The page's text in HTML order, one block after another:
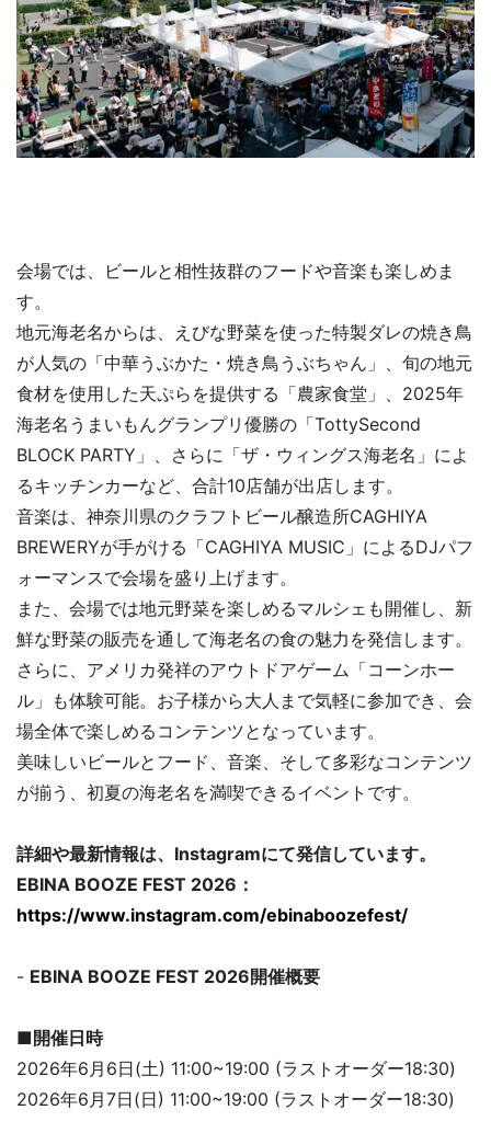
会場では、ビールと相性抜群のフードや音楽も楽しめま
す。
地元海老名からは、えびな野菜を使った特製ダレの焼き鳥
が人気の「中華うぶかた・焼き鳥うぶちゃん」、旬の地元
食材を使用した天ぷらを提供する「農家食堂」、2025年
海老名うまいもんグランプリ優勝の「TottySecond
BLOCK PARTY」、さらに「ザ・ウィングス海老名」によ
るキッチンカーなど、合計10店舗が出店します。
音楽は、神奈川県のクラフトビール醸造所CAGHIYA
BREWERYが手がける「CAGHIYA MUSIC」によるDJパフ
ォーマンスで会場を盛り上げます。
また、会場では地元野菜を楽しめるマルシェも開催し、新
鮮な野菜の販売を通して海老名の食の魅力を発信します。
さらに、アメリカ発祥のアウトドアゲーム「コーンホー
ル」も体験可能。お子様から大人まで気軽に参加でき、会
場全体で楽しめるコンテンツとなっています。
美味しいビールとフード、音楽、そして多彩なコンテンツ
が揃う、初夏の海老名を満喫できるイベントです。
詳細や最新情報は、Instagramにて発信しています。
EBINA BOOZE FEST 2026：
https://www.instagram.com/ebinaboozefest/
- EBINA BOOZE FEST 2026開催概要
■開催日時
2026年6月6日(土) 11:00~19:00 (ラストオーダー18:30)
2026年6月7日(日) 11:00~19:00 (ラストオーダー18:30)